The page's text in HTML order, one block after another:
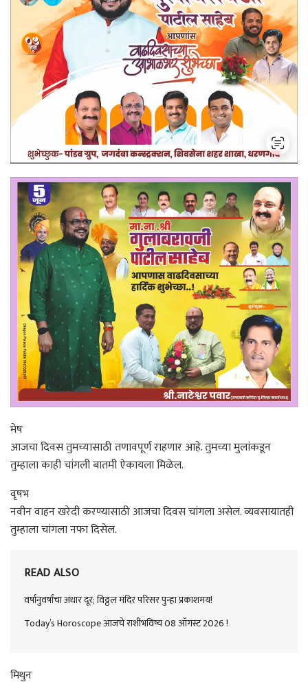
मेष
आजचा दिवस तुमच्यासाठी तणावपूर्ण राहणार आहे. तुमच्या मुलांकडून
तुम्हाला काही चांगली बातमी ऐकायला मिळेल.
वृषभ
नवीन वाहन खरेदी करण्यासाठी आजचा दिवस चांगला असेल. व्यवसायातही
तुम्हाला चांगला नफा दिसेल.
READ ALSO
वर्षानुवर्षांचा अंधार दूर; विठ्ठल मंदिर परिसर पुन्हा प्रकाशमय!
Today’s Horoscope आजचे राशीभविष्य 08 ऑगस्ट 2026 !
मिथुन